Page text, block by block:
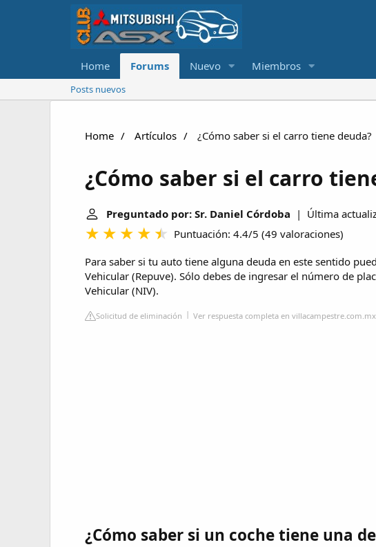
Home Forums Nuevo Miembros
Posts nuevos
Home Artículos ¿Cómo saber si el carro tiene deuda?
¿Cómo saber si el carro
Preguntado por: Sr. Daniel Córdoba | Última
Puntuación: 4.4/5 (49 valoraciones)
Para saber si tu auto tiene alguna deuda en este sentido
Vehicular (Repuve). Sólo debes de ingresar el número de
Vehicular (NIV).
Solicitud de eliminación Ver respuesta completa en villacampestre.com.mx
¿Cómo saber si un coche tiene una